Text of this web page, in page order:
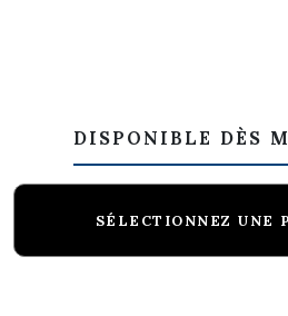
DISPONIBLE DÈS
SÉLECTIONNEZ UNE